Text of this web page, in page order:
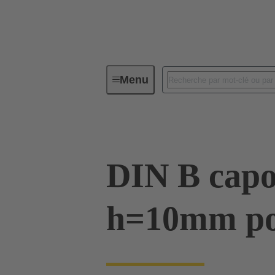
MenuConnectivité d'Equipements
DIN B
h=10mm